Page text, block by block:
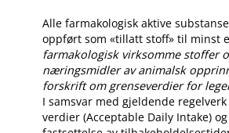
Alle farmakologisk aktive
oppført som «tillatt stoff» til minst
farmakologisk virksomme stoffer
næringsmidler av animalsk
forskrift om grenseverdier for
I samsvar med gjeldende
verdier (Acceptable Daily Intake)